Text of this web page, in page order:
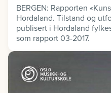
BERGEN: Rapporten
Hordaland. Tilstand og
publisert i Hordaland
som rapport 03-2017.